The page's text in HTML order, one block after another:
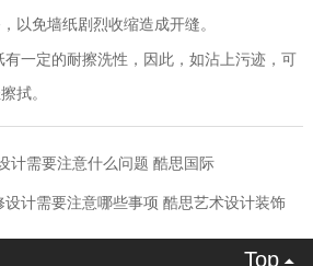
以免墙纸剧烈收缩造成开缝。
有一定的耐擦洗性，因此，如沾上污迹，可
拭。
计需要注意什么问题 酷思国际
设计需要注意哪些事项 酷思艺术设计装饰
Top